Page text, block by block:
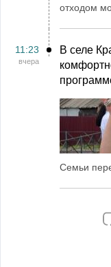
отходом
11:23
вчера
В селе
Семьи